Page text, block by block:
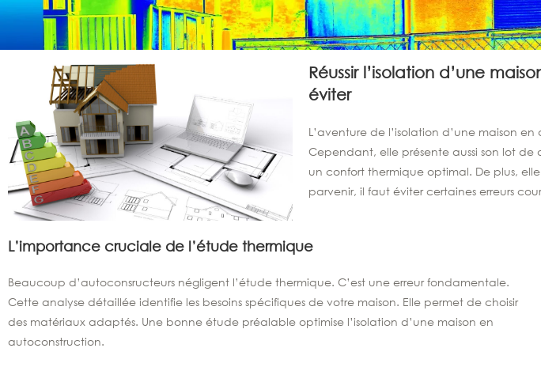
Réussir l’isolation d’une
éviter
L’aventure de l’isolation d’une maison
Cependant, elle présente aussi son lot de
un confort thermique optimal. De plus,
parvenir, il faut éviter certaines erreurs
L’importance cruciale de l’étude thermique
Beaucoup d’autoconsructeurs négligent l’étude thermique. C’est une erreur fondamentale.
Cette analyse détaillée identifie les besoins spécifiques de votre maison. Elle permet de choisir
des matériaux adaptés. Une bonne étude préalable optimise l’isolation d’une maison en
autoconstruction.